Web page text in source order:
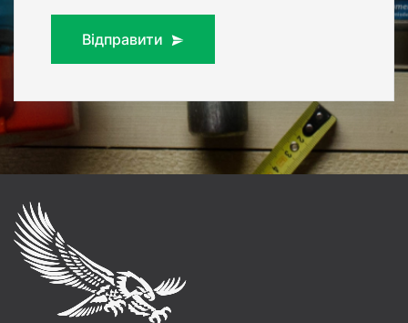
Відправити